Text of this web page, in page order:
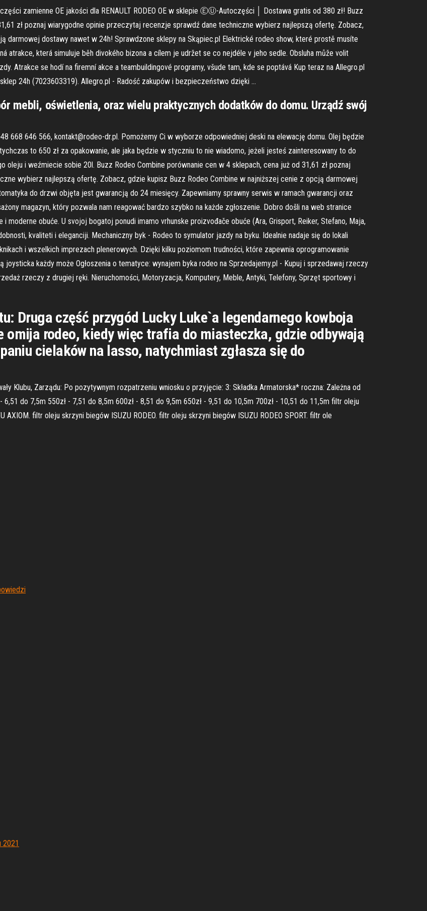
zamienne OE jakości dla RENAULT RODEO OE w sklepie ⒺⓊ-Autoczęści │ Dostawa gratis od 380 zł! Buzz
zł poznaj wiarygodne opinie przeczytaj recenzje sprawdź dane techniczne wybierz najlepszą ofertę. Zobacz,
darmowej dostawy nawet w 24h! Sprawdzone sklepy na Skąpiec.pl Elektrické rodeo show, které prostě musíte
atrakce, která simuluje běh divokého bizona a cílem je udržet se co nejdéle v jeho sedle. Obsluha může volit
Atrakce se hodí na firemní akce a teambuildingové programy, všude tam, kde se poptává Kup teraz na Allegro.pl
24h (7023603319). Allegro.pl - Radość zakupów i bezpieczeństwo dzięki …
mebli, oświetlenia, oraz wielu praktycznych dodatków do domu. Urządź swój
668 646 566, kontakt@rodeo-dr.pl. Pomożemy Ci w wyborze odpowiedniej deski na elewację domu. Olej będzie
to 650 zł za opakowanie, ale jaka będzie w styczniu to nie wiadomo, jeżeli jesteś zainteresowany to do
i weźmiecie sobie 20l. Buzz Rodeo Combine porównanie cen w 4 sklepach, cena już od 31,61 zł poznaj
wybierz najlepszą ofertę. Zobacz, gdzie kupisz Buzz Rodeo Combine w najniższej cenie z opcją darmowej
do drzwi objęta jest gwarancją do 24 miesięcy. Zapewniamy sprawny serwis w ramach gwarancji oraz
magazyn, który pozwala nam reagować bardzo szybko na każde zgłoszenie. Dobro došli na web stranice
i moderne obuće. U svojoj bogatoj ponudi imamo vrhunske proizvođače obuće (Ara, Grisport, Reiker, Stefano, Maja,
kvaliteti i eleganciji. Mechaniczny byk - Rodeo to symulator jazdy na byku. Idealnie nadaje się do lokali
i wszelkich imprezach plenerowych. Dzięki kilku poziomom trudności, które zapewnia oprogramowanie
każdy może Ogłoszenia o tematyce: wynajem byka rodeo na Sprzedajemy.pl - Kupuj i sprzedawaj rzeczy
rzeczy z drugiej ręki. Nieruchomości, Motoryzacja, Komputery, Meble, Antyki, Telefony, Sprzęt sportowy i
Druga część przygód Lucky Luke`a legendarnego kowboja
omija rodeo, kiedy więc trafia do miasteczka, gdzie odbywają
cielaków na lasso, natychmiast zgłasza się do
Klubu, Zarządu: Po pozytywnym rozpatrzeniu wniosku o przyjęcie: 3: Składka Armatorska* roczna: Zależna od
6,51 do 7,5m 550zł - 7,51 do 8,5m 600zł - 8,51 do 9,5m 650zł - 9,51 do 10,5m 700zł - 10,51 do 11,5m filtr oleju
filtr oleju skrzyni biegów ISUZU RODEO. filtr oleju skrzyni biegów ISUZU RODEO SPORT. filtr ole
2021